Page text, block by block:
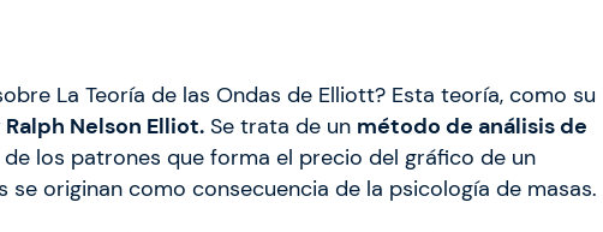
La Teoría de las Ondas de Elliott? Esta teoría, como su
Ralph Nelson Elliot. Se trata de un método de análisis de
los patrones que forma el precio del gráfico de un
se originan como consecuencia de la psicología de masas.